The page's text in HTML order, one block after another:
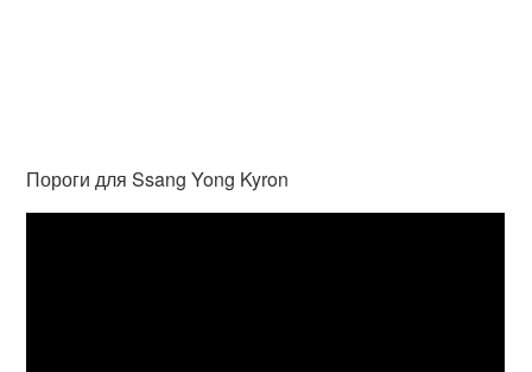
Пороги для Ssang Yong Kyron